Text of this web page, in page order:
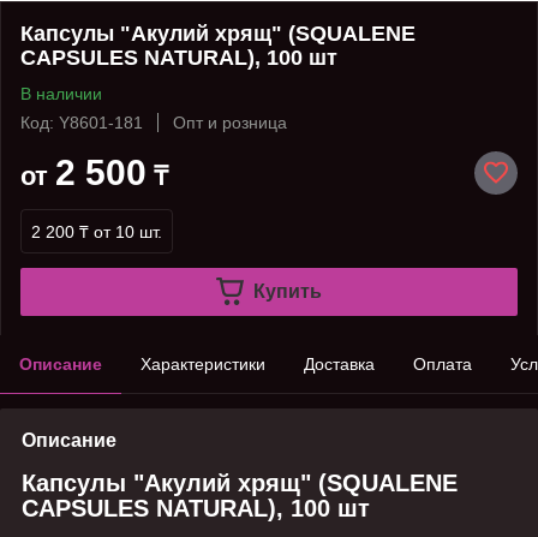
Капсулы "Акулий хрящ" (SQUALENE
CAPSULES NATURAL), 100 шт
В наличии
Код: Y8601-181
Опт и розница
от 2 500 ₸
2 200 ₸ от 10 шт.
Купить
Описание Характеристики Доставка Оплата
Описание
Капсулы "Акулий хрящ" (SQUALENE
CAPSULES NATURAL), 100 шт